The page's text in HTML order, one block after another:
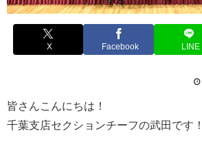
X Facebook LINE
皆さんこんにちは！
千葉支店セクションチーフの武田です！